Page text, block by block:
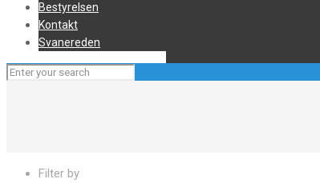
Bestyrelsen
Kontakt
Svanereden
Filter by